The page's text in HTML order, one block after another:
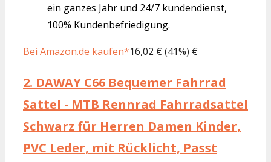
ein ganzes Jahr und 24/7 kundendienst,
100% Kundenbefriedigung.
Bei Amazon.de kaufen*16,02 € (41%) €
2. DAWAY C66 Bequemer Fahrrad
Sattel - MTB Rennrad Fahrradsattel
Schwarz für Herren Damen Kinder,
PVC Leder, mit Rücklicht, Passt